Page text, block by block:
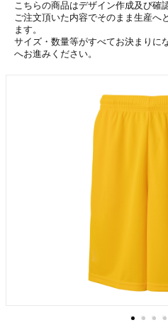
こちらの商品はデザイン作成及び確
ご注文頂いた内容でそのまま生産へ
ます。
サイズ・数量等がすべてお決まりに
へお進みください。